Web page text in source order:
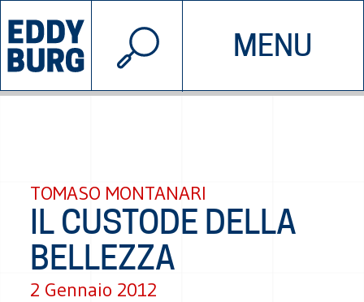
MENU
INIZIATIVE CHI SIAMO
© 2026 EDDYBURG
TOMASO MONTANARI
IL CUSTODE DELLA
BELLEZZA
2 Gennaio 2012